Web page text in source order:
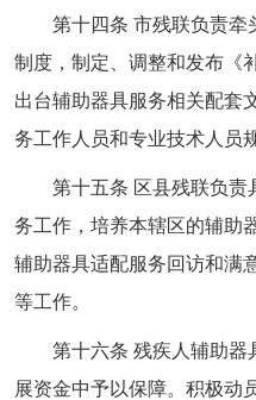
第十四条 市残联负责牵
制度，制定、调整和发布《
出台辅助器具服务相关配套
务工作人员和专业技术人员
第十五条 区县残联负责
务工作，培养本辖区的辅助
辅助器具适配服务回访和满
等工作。
第十六条 残疾人辅助器
展资金中予以保障。积极动